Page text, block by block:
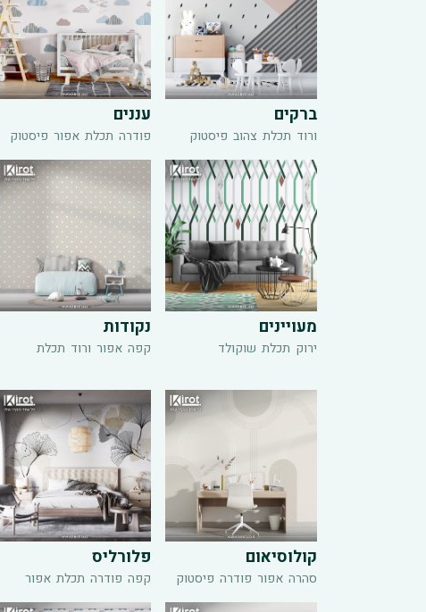
ברקים
ורוד תכלת צהוב פיסטוק
עננים
פודרה תכלת אפור פיסטוק
מעויינים
ירוק תכלת שוקולד
נקודות
קפה אפור ורוד תכלת
קולוסיאום
סהרה אפור פודרה פיסטוק
פלורליס
קפה פודרה תכלת אפור